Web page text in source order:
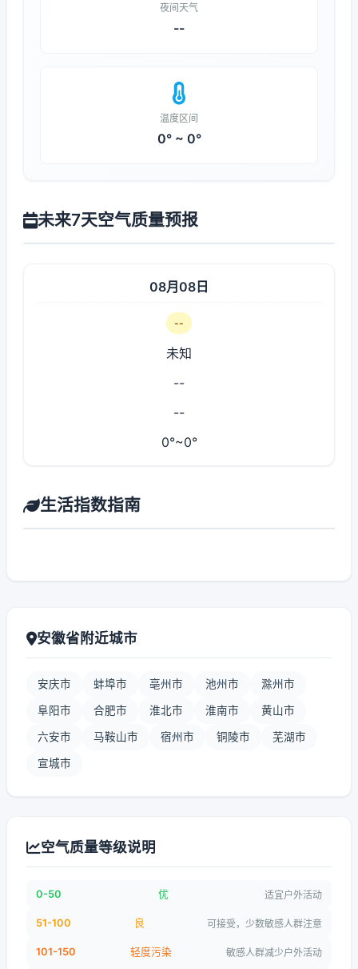
夜间天气
--
温度区间
0° ~ 0°
未来7天空气质量预报
08月08日
--
未知
--
--
0°~0°
生活指数指南
安徽省附近城市
安庆市 蚌埠市 亳州市 池州市 滁州市
阜阳市 合肥市 淮北市 淮南市 黄山市
六安市 马鞍山市 宿州市 铜陵市 芜湖市
宣城市
空气质量等级说明
0-50 优 适宜户外活动
51-100 良 可接受，少数敏感人群注意
101-150 轻度污染 敏感人群减少户外活动